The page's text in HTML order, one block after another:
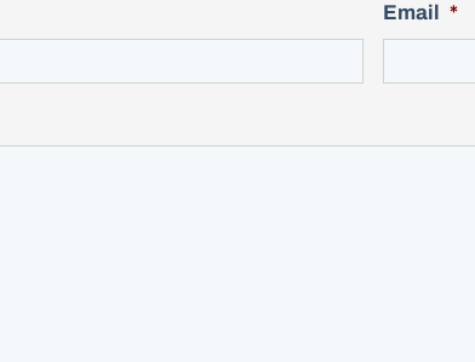
Email *